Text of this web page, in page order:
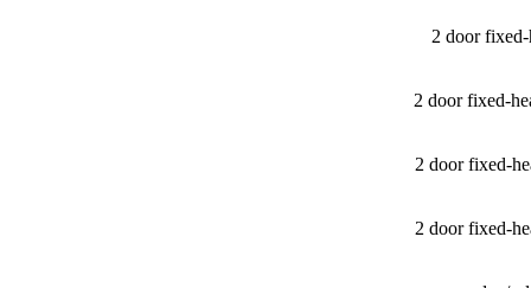
2 door
2 door fixed-
2 door fixed-
2 door fixed-